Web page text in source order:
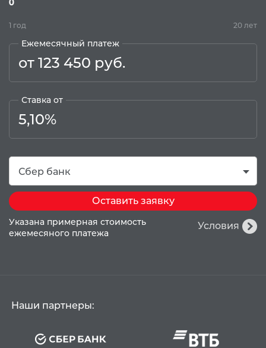
0
1 год 20 лет
Ежемесячный платеж
от 123 450 руб.
Ставка от
5,10%
Сбер банк
Оставить заявку
Условия
Указана примерная стоимость
ежемесяного платежа
Наши партнеры: